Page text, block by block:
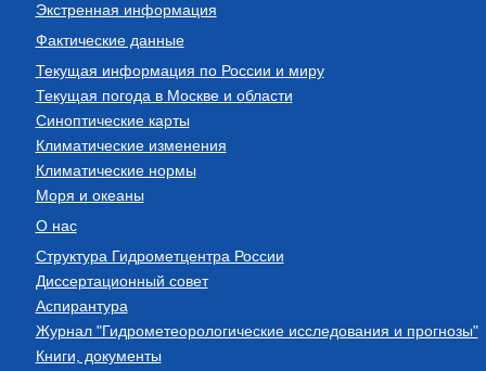
Экстренная информация
Фактические данные
Текущая информация по России и миру
Текущая погода в Москве и области
Синоптические карты
Климатические изменения
Климатические нормы
Моря и океаны
О нас
Структура Гидрометцентра России
Диссертационный совет
Аспирантура
Журнал "Гидрометеорологические исследования и прогнозы"
Книги, документы